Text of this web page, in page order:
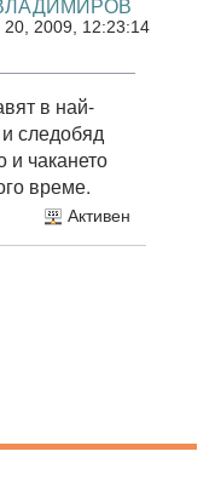
20, 2009, 12:23:14
в най-
следобяд
и чакането
време.
Активен